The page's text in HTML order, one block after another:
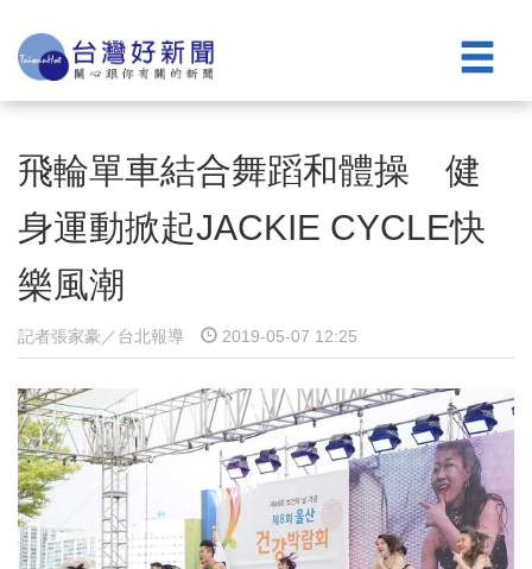
飛輪單車結合舞蹈和體操 健
身運動掀起JACKIE CYCLE快
樂風潮
記者張家豪／台北報導 2019-05-07 12:25